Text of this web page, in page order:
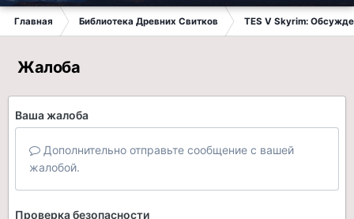
Главная Библиотека Древних Свитков TES V Skyrim:
Жалоба
Ваша жалоба
Дополнительно отправьте сообщение с вашей
жалобой.
Проверка безопасности